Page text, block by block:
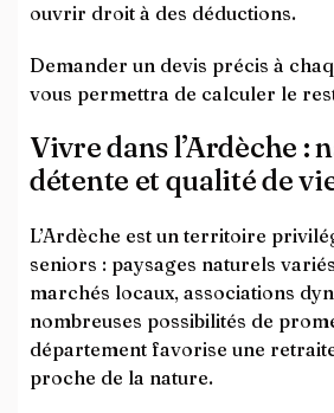
ouvrir droit à des déductions.
Demander un devis précis à
vous permettra de calculer le
Vivre dans l’Ardèche :
détente et qualité de
L’Ardèche est un territoire
seniors : paysages naturels
marchés locaux, associations
nombreuses possibilités de
département favorise une
proche de la nature.